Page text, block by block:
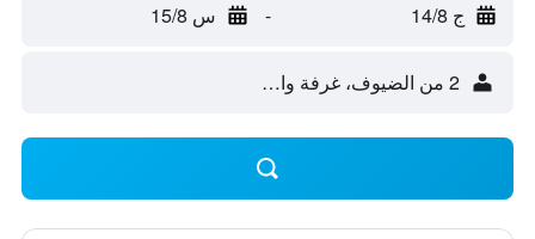
ج 14/8 - س 15/8
2 من الضيوف، غرفة واحدة